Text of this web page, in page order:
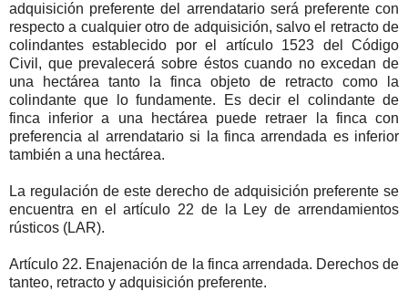
adquisición preferente del arrendatario será preferente con
respecto a cualquier otro de adquisición, salvo el retracto de
colindantes establecido por el artículo 1523 del Código
Civil, que prevalecerá sobre éstos cuando no excedan de
una hectárea tanto la finca objeto de retracto como la
colindante que lo fundamente. Es decir el colindante de
finca inferior a una hectárea puede retraer la finca con
preferencia al arrendatario si la finca arrendada es inferior
también a una hectárea.
La regulación de este derecho de adquisición preferente se
encuentra en el artículo 22 de la Ley de arrendamientos
rústicos (LAR).
Artículo 22. Enajenación de la finca arrendada. Derechos de
tanteo, retracto y adquisición preferente.